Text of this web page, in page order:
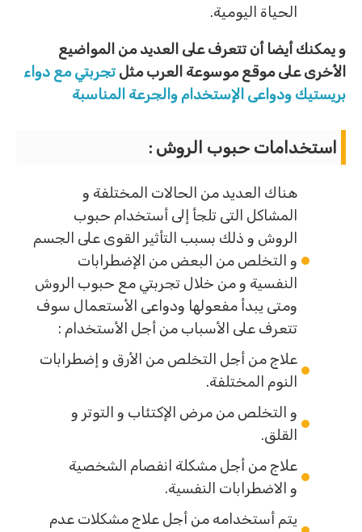
الحياة اليومية.
و يمكنك أيضا أن تتعرف على العديد من المواضيع
الأخرى على موقع موسوعة العرب مثل تجربتي مع دواء
بريستيك ودواعى الإستخدام والجرعة المناسبة
استخدامات حبوب الروش :
هناك العديد من الحالات المختلفة و
المشاكل التى تلجأ إلى أستخدام حبوب
الروش و ذلك بسبب التأثير القوى على الجسم
و التخلص من البعض من الإضطرابات
النفسية و من خلال تجربتي مع حبوب الروش
ومتى يبدأ مفعولها ودواعى الأستعمال سوف
تتعرف على الأسباب من أجل الأستخدام :
علاج من أجل التخلص من الأرق و إضطرابات
النوم المختلفة.
و التخلص من مرض الإكتئاب و التوتر و
القلق.
علاج من أجل مشكلة انفصام الشخصية
و الاضطرابات النفسية.
يتم أستخدامه من أجل علاج مشكلات عدم